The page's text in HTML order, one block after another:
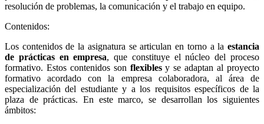
resolución de problemas, la comunicación y el trabajo en equipo.
Contenidos:
Los contenidos de la asignatura se articulan en torno a la estancia
de prácticas en empresa, que constituye el núcleo del proceso
formativo. Estos contenidos son flexiblesy se adaptan al proyecto
formativo acordado con la empresa colaboradora, al área de
especialización del estudiante y a los requisitos específicos de la
plaza de prácticas. En este marco, se desarrollan los siguientes
ámbitos: